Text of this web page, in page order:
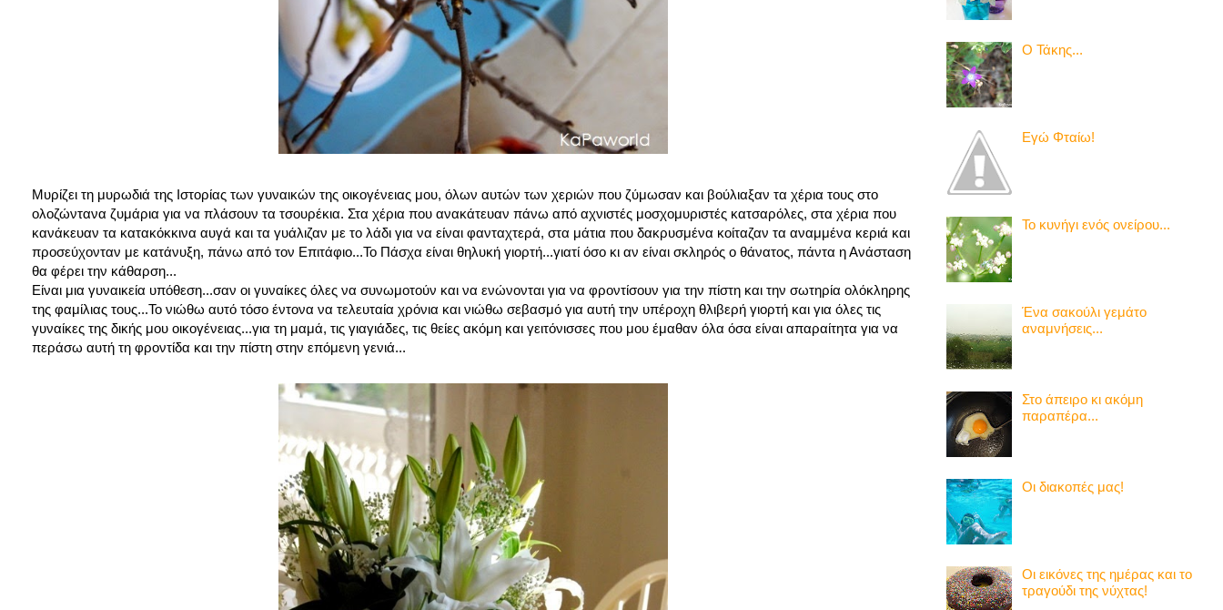
Μυρίζει τη μυρωδιά της Ιστορίας των γυναικών της οικογένειας μου, όλων αυτών των χεριών που ζύμωσαν και βούλιαξαν τα χέρια τους στο
ολοζώντανα ζυμάρια για να πλάσουν τα τσουρέκια. Στα χέρια που ανακάτευαν πάνω από αχνιστές μοσχομυριστές κατσαρόλες, στα χέρια που
κανάκευαν τα κατακόκκινα αυγά και τα γυάλιζαν με το λάδι για να είναι φανταχτερά, στα μάτια που δακρυσμένα κοίταζαν τα αναμμένα κεριά και
προσεύχονταν με κατάνυξη, πάνω από τον Επιτάφιο...Το Πάσχα είναι θηλυκή γιορτή...γιατί όσο κι αν είναι σκληρός ο θάνατος, πάντα η Ανάσταση
θα φέρει την κάθαρση...
Είναι μια γυναικεία υπόθεση...σαν οι γυναίκες όλες να συνωμοτούν και να ενώνονται για να φροντίσουν για την πίστη και την σωτηρία ολόκληρης
της φαμίλιας τους...Το νιώθω αυτό τόσο έντονα να τελευταία χρόνια και νιώθω σεβασμό για αυτή την υπέροχη θλιβερή γιορτή και για όλες τις
γυναίκες της δικής μου οικογένειας...για τη μαμά, τις γιαγιάδες, τις θείες ακόμη και γειτόνισσες που μου έμαθαν όλα όσα είναι απαραίτητα για να
περάσω αυτή τη φροντίδα και την πίστη στην επόμενη γενιά...
Ο Τάκης...
Εγώ Φταίω!
Το κυνήγι ενός ονείρου...
Ένα σακούλι γεμάτο
αναμνήσεις...
Στο άπειρο κι ακόμη
παραπέρα...
Οι διακοπές μας!
Οι εικόνες της ημέρας και το
τραγούδι της νύχτας!